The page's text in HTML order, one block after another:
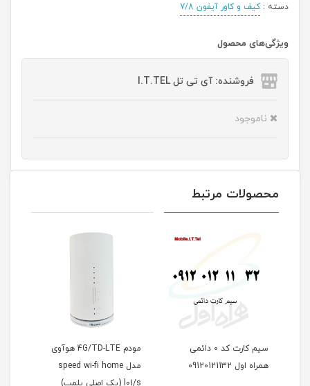
دسته :کیف و کاور آیفون 7/8
ویژگی‌های محصول
فروشنده: آی تی تل I.T.TEL
ناموجود
محصولات مرتبط
سیم کارت کد 0 دائمی
همراه اول 09120121132
مودم 4G/TD-LTE هوآوی
مدل speed wi-fi home
l01/s (پک اصلی پلمپ)